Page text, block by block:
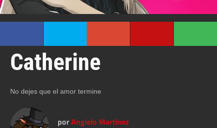
Catherine
No dejes que el amor termine
porAngielo Martinez